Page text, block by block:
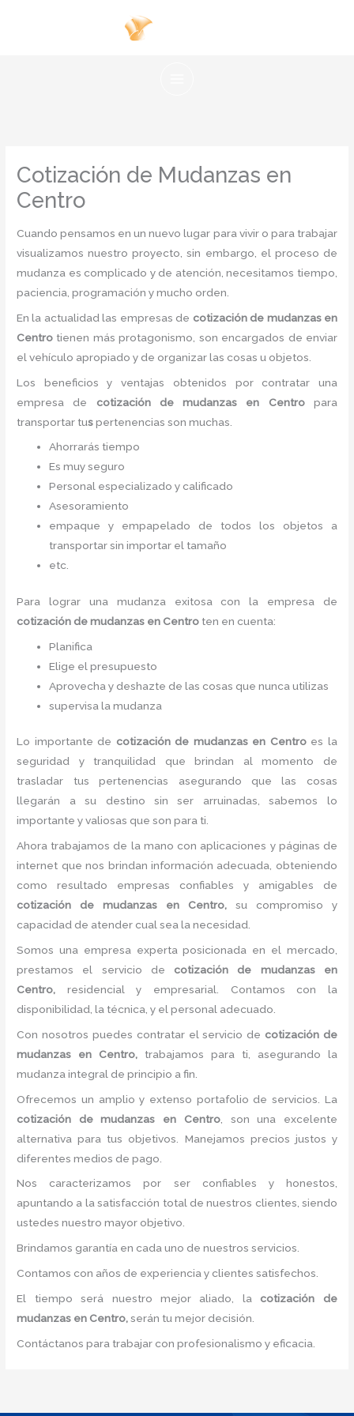
Cotización de Mudanzas en
Centro
Cuando pensamos en un nuevo lugar para vivir o para trabajar
visualizamos nuestro proyecto, sin embargo, el proceso de
mudanza es complicado y de atención, necesitamos tiempo,
paciencia, programación y mucho orden.
En la actualidad las empresas de cotización de mudanzas en
Centro tienen más protagonismo, son encargados de enviar
el vehículo apropiado y de organizar las cosas u objetos.
Los beneficios y ventajas obtenidos por contratar una
empresa de cotización de mudanzas en Centro para
transportar tuspertenencias son muchas.
Ahorrarás tiempo
Es muy seguro
Personal especializado y calificado
Asesoramiento
empaque y empapelado de todos los objetos a
transportar sin importar el tamaño
etc.
Para lograr una mudanza exitosa con la empresa de
cotización de mudanzas en Centro ten en cuenta:
Planifica
Elige el presupuesto
Aprovecha y deshazte de las cosas que nunca utilizas
supervisa la mudanza
Lo importante de cotización de mudanzasen Centro es la
seguridad y tranquilidad que brindan al momento de
trasladar tus pertenencias asegurando que las cosas
llegarán a su destino sin ser arruinadas, sabemos lo
importante y valiosas que son para ti.
Ahora trabajamos de la mano con aplicaciones y páginas de
internet que nos brindan información adecuada, obteniendo
como resultado empresas confiables y amigables de
cotización de mudanzas
en Centro,su compromiso y
capacidad de atender cual sea la necesidad.
Somos una empresa experta posicionada en el mercado,
prestamos el servicio de cotización de mudanzasen
Centro, residencial y empresarial. Contamos con la
disponibilidad, la técnica, y el personal adecuado.
Con nosotros puedes contratar el servicio de cotización de
mudanzas
en Centro, trabajamos para ti, asegurando la
mudanza integral de principio a fin.
Ofrecemos un amplio y extenso portafolio de servicios. La
cotización de mudanzas en Centro, son una excelente
alternativa para tus objetivos. Manejamos precios justos y
diferentes medios de pago.
Nos caracterizamos por ser confiables y honestos,
apuntando a la satisfacción total de nuestros clientes, siendo
ustedes nuestro mayor objetivo.
Brindamos garantía en cada uno de nuestros servicios.
Contamos con años de experiencia y clientes satisfechos.
El tiempo será nuestro mejor aliado, la cotización de
mudanzas en Centro,serán tu mejor decisión.
Contáctanos para trabajar con profesionalismo y eficacia.